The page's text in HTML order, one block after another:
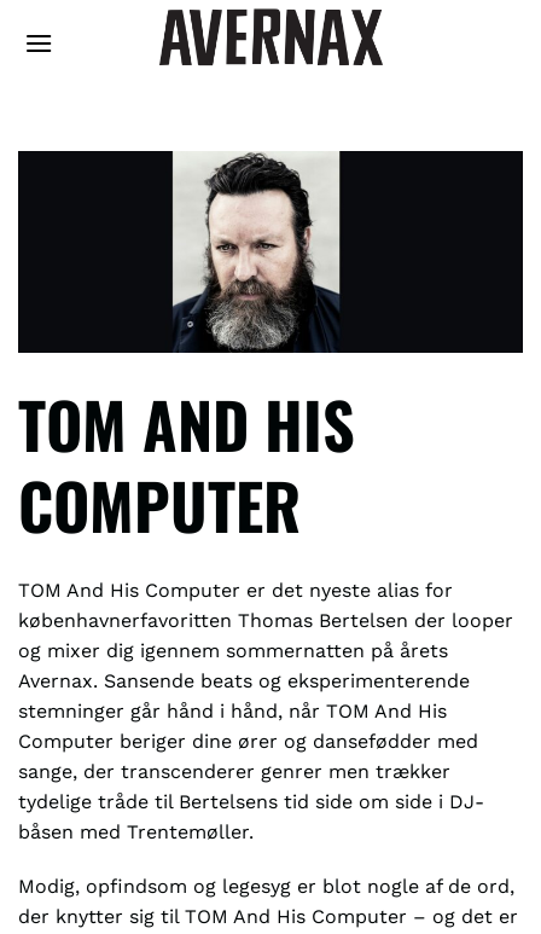
TOM AND HIS
COMPUTER
TOM And His Computer er det nyeste alias for
københavnerfavoritten Thomas Bertelsen der looper
og mixer dig igennem sommernatten på årets
Avernax. Sansende beats og eksperimenterende
stemninger går hånd i hånd, når TOM And His
Computer beriger dine ører og dansefødder med
sange, der transcenderer genrer men trækker
tydelige tråde til Bertelsens tid side om side i DJ-
båsen med Trentemøller.
Modig, opfindsom og legesyg er blot nogle af de ord,
der knytter sig til TOM And His Computer – og det er